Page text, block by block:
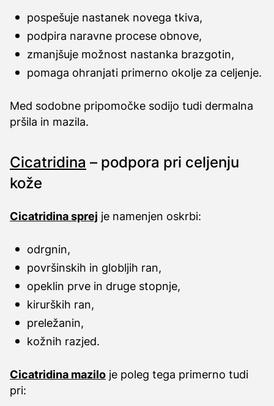
pospešuje nastanek novega tkiva,
podpira naravne procese obnove,
zmanjšuje možnost nastanka brazgotin,
pomaga ohranjati primerno okolje za celjenje.
Med sodobne pripomočke sodijo tudi dermalna
pršila in mazila.
Cicatridina – podpora pri celjenju
kože
Cicatridina sprej je namenjen oskrbi:
odrgnin,
površinskih in globljih ran,
opeklin prve in druge stopnje,
kirurških ran,
preležanin,
kožnih razjed.
Cicatridina mazilo je poleg tega primerno tudi
pri: